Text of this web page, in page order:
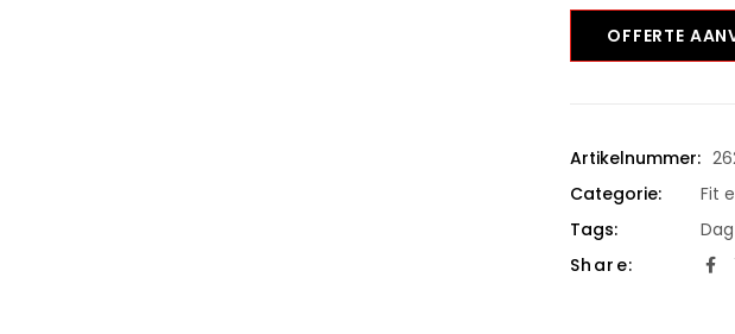
OFFERTE
Artikelnummer:
Categorie:
Fit
Tags:
Share: